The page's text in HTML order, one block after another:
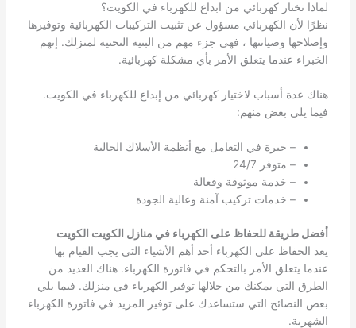
لماذا تختار كهربائي من ابداع للكهرباء في الكويت؟
نظرًا لأن الكهربائي مسؤول عن تثبيت التركيبات الكهربائية وتوفيرها
وإصلاحها وصيانتها ، فهي جزء مهم من البنية التحتية لمنزلك. إنهم
الخبراء عندما يتعلق الأمر بأي مشكلة كهربائية.
هناك عدة أسباب لاختيار كهربائي من إبداع للكهرباء في الكويت.
فيما يلي بعض منهم:
– خبرة في التعامل مع أنظمة الأسلاك الحالية
– متوفر 24/7
– خدمة موثوقة وفعالة
– خدمات تركيب آمنة وعالية الجودة
أفضل طريقة للحفاظ على الكهرباء في منازل الكويت الكويت
يعد الحفاظ على الكهرباء أحد أهم الأشياء التي يجب القيام بها
عندما يتعلق الأمر بالتحكم في فاتورة الكهرباء. هناك العديد من
الطرق التي يمكنك من خلالها توفير الكهرباء في منزلك. فيما يلي
بعض النصائح التي ستساعدك على توفير المزيد في فاتورة الكهرباء
الشهرية.